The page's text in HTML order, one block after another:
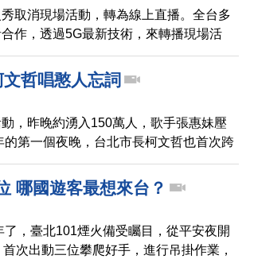
取消現場活動，轉為線上直播。全台多
作，透過5G最新技術，來轉播現場活
是全球少數開放民眾現場參與，同時也
帶來嶄新的視覺體驗。
哲唱憨人忘詞
，昨晚約湧入150萬人，歌手張惠妹壓
第一個夜晚，台北市長柯文哲也首次跨
唱完。
哪國遊客最想來台？
，臺北101煙火備受矚目，從平安夜開
次出動三位攀爬好手，進行吊掛作業，